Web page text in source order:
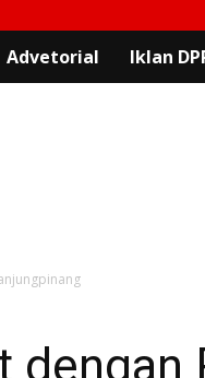
Advetorial Iklan